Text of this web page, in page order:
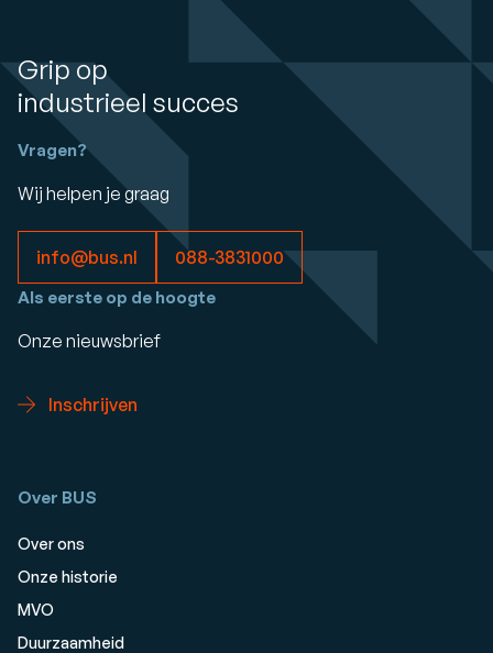
Grip op
industrieel succes
Vragen?
Wij helpen je graag
info@bus.nl 088-3831000
Als eerste op de hoogte
Onze nieuwsbrief
Inschrijven
Over BUS
Over ons
Onze historie
MVO
Duurzaamheid